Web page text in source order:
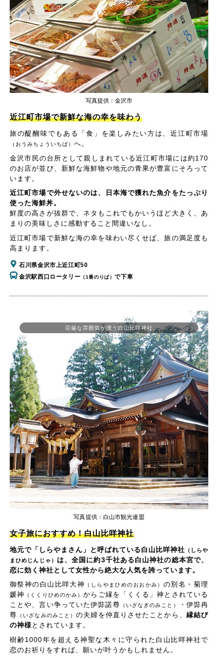
写真提供：金沢市
近江町市場で新鮮な海の幸を味わう
旅の醍醐味でもある「食」を楽しみたい方は、近江町市場
（おうみちょういちば） へ。
金沢市民の台所として親しまれている近江町市場には約170
のお店が並び、新鮮な海鮮物や地元の青果が豊富にそろって
います。
近江町市場で外せないのは、日本海で獲れた魚介をたっぷり
使った海鮮丼。
鮮度の高さが抜群で、ネタもこれでもかいうほど大きく、あ
まりの美味しさに感動すること間違いなし。
近江町市場で新鮮な海の幸を味わい尽くせば、旅の満足度も
高まります。
石川県金沢市上近江町50
金沢駅西口ロータリー （1番のりば）で下車
女子旅におすすめ！白山比咩神社
地元で「しらやまさん」と呼ばれている白山比咩神社 （しらや
まひめじんじゃ） は、全国に約3千社ある白山神社の総本宮で、
恋に効く神社として女性から絶大な人気を誇っています。
御祭神の白山比咩大神
（しらやまひめのおおかみ） の別名・菊理
媛神
（くくりひめのかみ）からご縁を「くくる」神とされている
ことや、言い争っていた伊弉諾尊 （いざなぎのみこと）
・伊弉冉
尊 （いざなみのみこと）の夫婦を仲直りさせたことから、 縁結び
の神様とされています。
樹齢1000年を超える神聖な木々に守られた白山比咩神社で
恋のお祈りをすれば、願いが叶うかもしれません。
荘厳な雰囲気が漂う白山比咩神社
写真提供：白山市観光連盟